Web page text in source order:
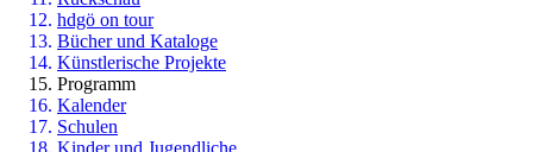
hdgö on tour
Bücher und Kataloge
Künstlerische Projekte
Programm
Kalender
Schulen
Kinder und Jugendliche